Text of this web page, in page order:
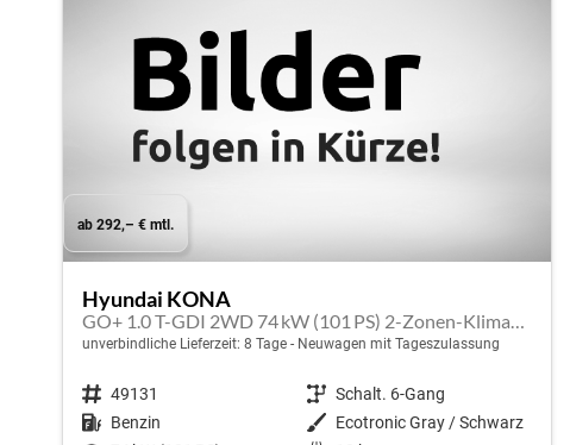
ab 292,– € mtl.
Hyundai KONA
unverbindliche Lieferzeit: 8 Tage Neuwagen mit Tageszulassung
Fahrzeugnr. 49131 Getriebe Schalt. 6-Gang
Kraftstoff Benzin Außenfarbe Ecotronic Gray / Schwarz